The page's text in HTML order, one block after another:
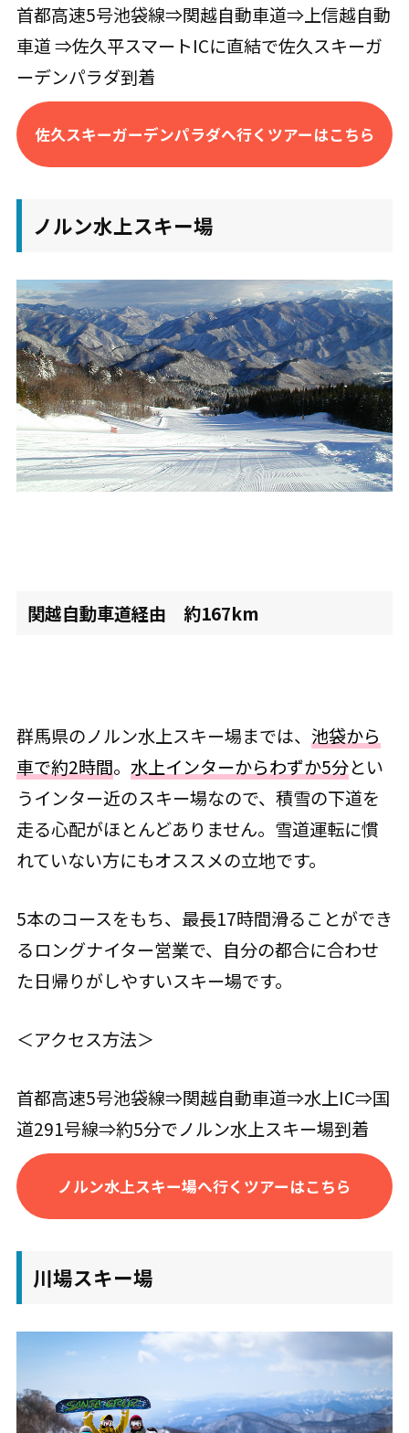
首都高速5号池袋線⇒関越自動車道⇒上信越自動
車道 ⇒佐久平スマートICに直結で佐久スキーガ
ーデンパラダ到着
佐久スキーガーデンパラダへ行くツアーはこちら
ノルン水上スキー場
関越自動車道経由 約167km
群馬県のノルン水上スキー場までは、 池袋から
車で約2時間。 水上インターからわずか5分とい
うインター近のスキー場なので、積雪の下道を
走る心配がほとんどありません。雪道運転に慣
れていない方にもオススメの立地です。
5本のコースをもち、最長17時間滑ることができ
るロングナイター営業で、自分の都合に合わせ
た日帰りがしやすいスキー場です。
＜アクセス方法＞
首都高速5号池袋線⇒関越自動車道⇒水上IC⇒国
道291号線⇒約5分でノルン水上スキー場到着
ノルン水上スキー場へ行くツアーはこちら
川場スキー場